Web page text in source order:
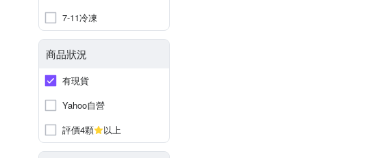
7-11冷凍
商品狀況
有現貨
Yahoo自營
評價4顆
以上